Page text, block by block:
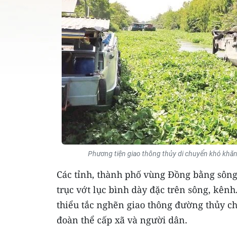
Phương tiện giao thông thủy di chuyển khó
Các tỉnh, thành phố vùng Đồng bằng
trục vớt lục bình dày đặc trên sông,
thiểu tắc nghẽn giao thông đường thủy
đoàn thể cấp xã và người dân.